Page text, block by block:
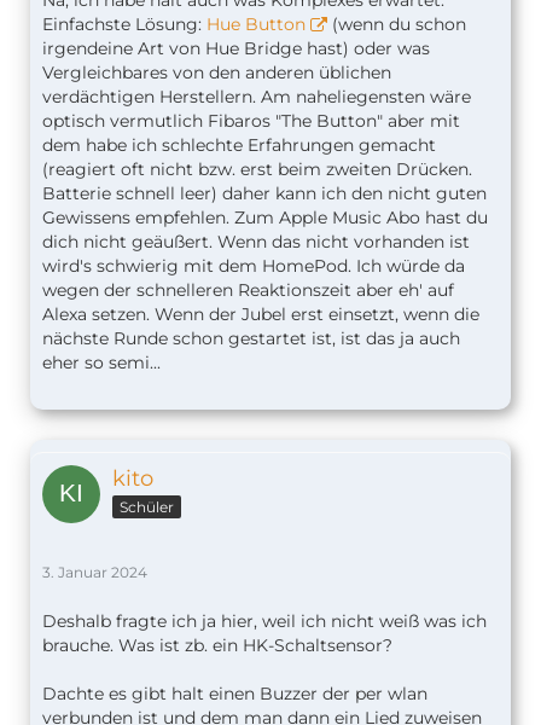
Einfachste Lösung: Hue Button
(wenn du schon
irgendeine Art von Hue Bridge hast) oder was
Vergleichbares von den anderen üblichen
verdächtigen Herstellern. Am naheliegensten wäre
optisch vermutlich Fibaros "The Button" aber mit
dem habe ich schlechte Erfahrungen gemacht
(reagiert oft nicht bzw. erst beim zweiten Drücken.
Batterie schnell leer) daher kann ich den nicht guten
Gewissens empfehlen. Zum Apple Music Abo hast du
dich nicht geäußert. Wenn das nicht vorhanden ist
wird's schwierig mit dem HomePod. Ich würde da
wegen der schnelleren Reaktionszeit aber eh' auf
Alexa setzen. Wenn der Jubel erst einsetzt, wenn die
nächste Runde schon gestartet ist, ist das ja auch
eher so semi...
kito
Schüler
3. Januar 2024
Deshalb fragte ich ja hier, weil ich nicht weiß was ich
brauche. Was ist zb. ein HK-Schaltsensor?
Dachte es gibt halt einen Buzzer der per wlan
verbunden ist und dem man dann ein Lied zuweisen